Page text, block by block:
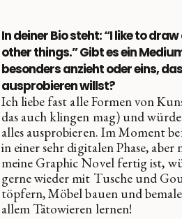
In deiner Bio steht: “I like to
other things.” Gibt es ein
besonders anzieht oder eins,
ausprobieren willst?
Ich liebe fast alle Formen von
das auch klingen mag) und
alles ausprobieren. Im Moment
in einer sehr digitalen Phase, aber
meine Graphic Novel fertig ist,
gerne wieder mit Tusche und
töpfern, Möbel bauen und
allem Tätowieren lernen!